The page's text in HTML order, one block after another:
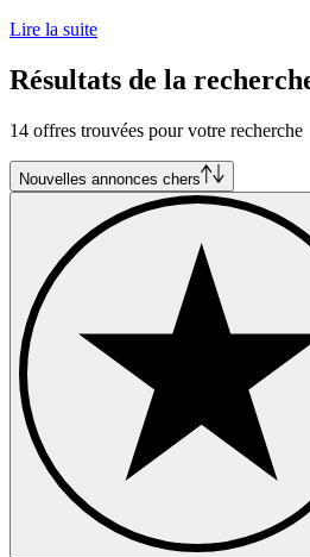
Lire la suite
Résultats de la
14 offres trouvées pour votre recherche
Nouvelles annonces chers